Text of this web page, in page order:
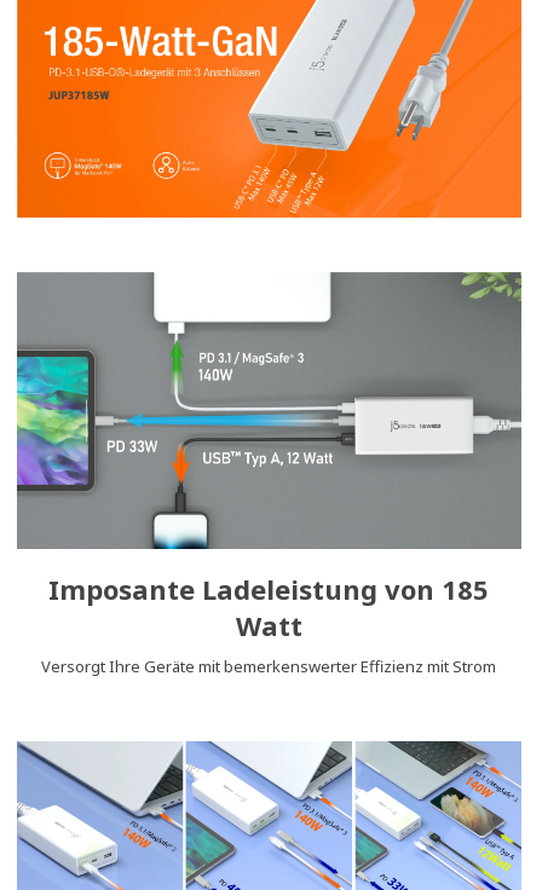
Imposante Ladeleistung von 185
Watt
Versorgt Ihre Geräte mit bemerkenswerter Effizienz mit Strom